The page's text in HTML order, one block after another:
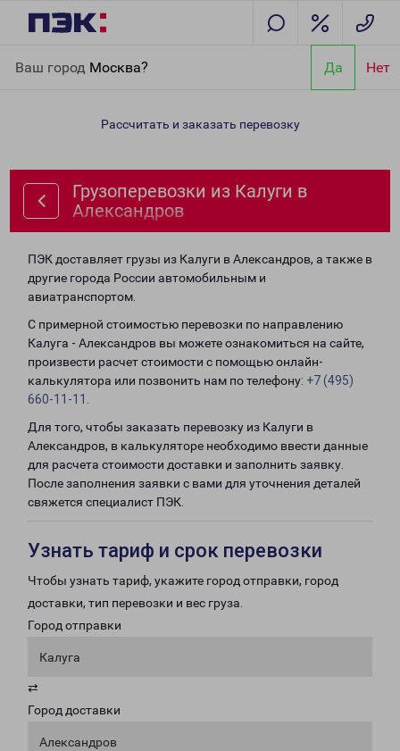
Ваш город Москва? Да Нет
Александров
Рассчитать и заказать перевозку
Грузоперевозки из Калуги в
Александров
ПЭК доставляет грузы из Калуги в Александров, а также в
другие города России автомобильным и
авиатранспортом.
С примерной стоимостью перевозки по направлению
Калуга - Александров вы можете ознакомиться на сайте,
произвести расчет стоимости с помощью онлайн-
калькулятора или позвонить нам по телефону: +7 (495)
660-11-11
Для того, чтобы заказать перевозку из Калуги в
Александров, в калькуляторе необходимо ввести данные
для расчета стоимости доставки и заполнить заявку.
После заполнения заявки с вами для уточнения деталей
свяжется специалист ПЭК.
Узнать тариф и срок перевозки
Чтобы узнать тариф, укажите город отправки, город
доставки, тип перевозки и вес груза.
Город отправки
Калуга
⇄
Город доставки
Александров